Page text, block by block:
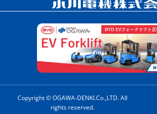
Copyright © OGAWA-DENKI.Co.,LTD. All
rights reserved.